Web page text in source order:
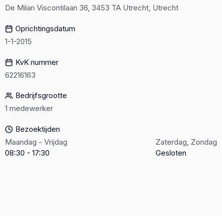
De Milan Viscontilaan 36, 3453 TA Utrecht, Utrecht
Oprichtingsdatum
1-1-2015
KvK nummer
62216163
Bedrijfsgrootte
1 medewerker
Bezoektijden
Maandag - Vrijdag
08:30 - 17:30
Zaterdag, Zondag
Gesloten